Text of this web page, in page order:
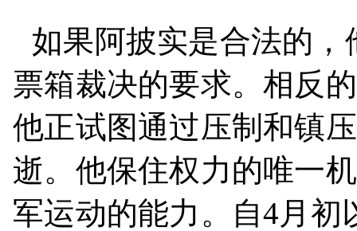
如果阿披实是合法的
票箱裁决的要求。相反
他正试图通过压制和镇
逝。他保住权力的唯一
军运动的能力。自4月初